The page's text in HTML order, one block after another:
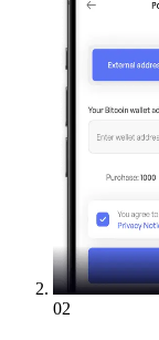
02